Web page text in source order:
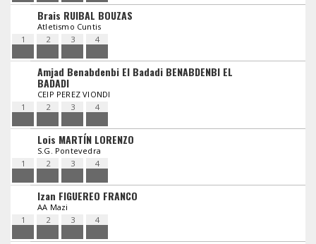
Brais RUIBAL BOUZAS
Atletismo Cuntis
1
2 3 4
Amjad Benabdenbi El Badadi BENABDENBI EL
BADADI
CEIP PEREZ VIONDI
1
2 3 4
Lois MARTÍN LORENZO
S.G. Pontevedra
1
2 3 4
Izan FIGUEREO FRANCO
AA Mazi
1
2 3 4